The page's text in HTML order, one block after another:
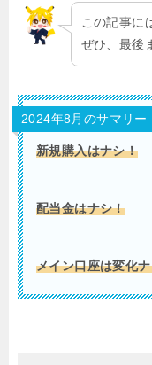
この記事に
ぜひ、最後
2024年8月のサマリー
新規購入はナシ！
配当金はナシ！
メイン口座は変化